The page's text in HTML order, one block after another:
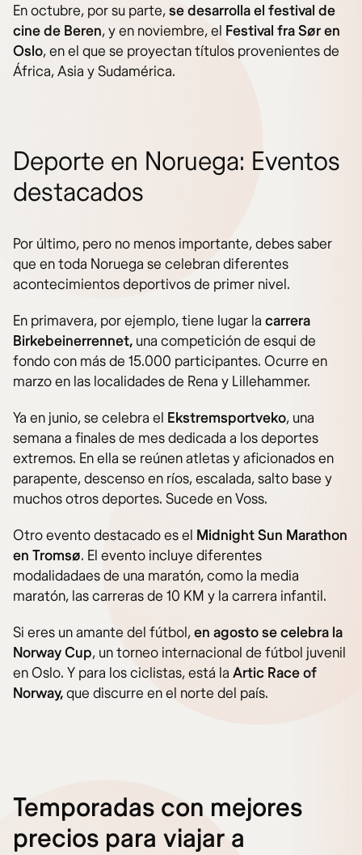
En octubre, por su parte,se desarrolla el festival de
cine de Beren, y en noviembre, el Festival fra Sør en
Oslo, en el que se proyectan títulos provenientes de
África, Asia y Sudamérica.
Deporte en Noruega: Eventos
destacados
Por último, pero no menos importante, debes saber
que en toda Noruega se celebran diferentes
acontecimientos deportivos de primer nivel.
En primavera, por ejemplo, tiene lugar la carrera
Birkebeinerrennet, una competición de esqui de
fondo con más de 15.000 participantes. Ocurre en
marzo en las localidades de Rena y Lillehammer.
Ya en junio, se celebra el Ekstremsportveko, una
semana a finales de mes dedicada a los deportes
extremos. En ella se reúnen atletas y aficionados en
parapente, descenso en ríos, escalada, salto base y
muchos otros deportes. Sucede en Voss.
Otro evento destacado es el Midnight Sun Marathon
en Tromsø. El evento incluye diferentes
modalidadaes de una maratón, como la media
maratón, las carreras de 10 KM y la carrera infantil.
Si eres un amante del fútbol,en agosto se celebra la
Norway Cup, un torneo internacional de fútbol juvenil
en Oslo. Y para los ciclistas, está la Artic Race of
Norway,que discurre en el norte del país.
Temporadas con mejores
precios para viajar a